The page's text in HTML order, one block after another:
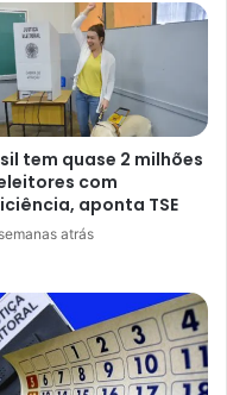
tem quase 2 milhões
com
aponta TSE
atrás